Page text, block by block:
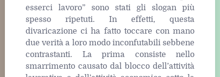
esserci lavoro” sono stati gli slogan più
spesso ripetuti. In effetti, questa
divaricazione ci ha fatto toccare con mano
due verità a loro modo inconfutabili sebbene
contrastanti. La prima consiste nello
smarrimento causato dal blocco dell’attività